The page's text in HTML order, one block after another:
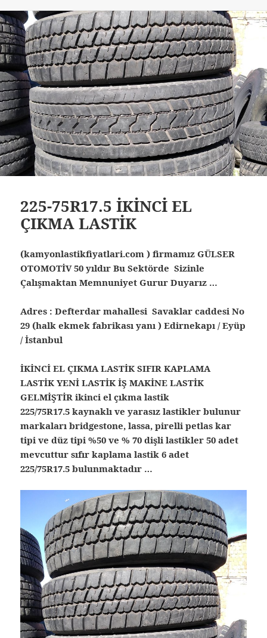
225-75R17.5 İKİNCİ EL
ÇIKMA LASTİK
(kamyonlastikfiyatlari.com ) firmamız GÜLSER
OTOMOTİV 50 yıldır Bu Sektörde Sizinle
Çalışmaktan Memnuniyet Gurur Duyarız …
Adres : Defterdar mahallesi Savaklar caddesi No
29 (halk ekmek fabrikası yanı ) Edirnekapı / Eyüp
/ İstanbul
İKİNCİ EL ÇIKMA LASTİK SIFIR KAPLAMA
LASTİK YENİ LASTİK İŞ MAKİNE LASTİK
GELMİŞTİR ikinci el çıkma lastik
225/75R17.5 kaynaklı ve yarasız lastikler bulunur
markaları bridgestone, lassa, pirelli petlas kar
tipi ve düz tipi %50 ve % 70 dişli lastikler 50 adet
mevcuttur sıfır kaplama lastik 6 adet
225/75R17.5 bulunmaktadır …